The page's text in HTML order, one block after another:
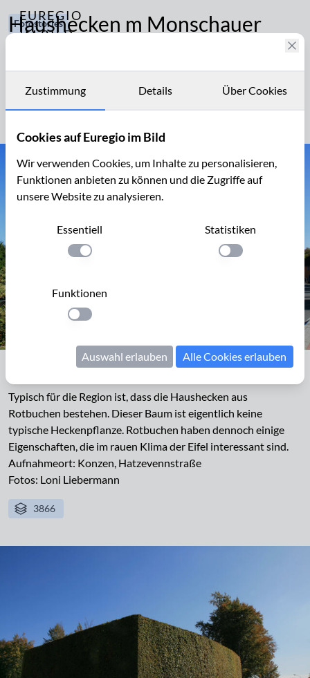
EUREGIO
IM BILD
Archiv
Kontakt
Fotostories
Geschichte
Pflanzen
Tiere
und
Ausflugsziele
Haushecken m Monschauer
um Monschau zu einem touristischen Markenzeichen
Konzen, Fachwerkhaus mit Hecke
Typisch für die Region ist, dass die Haushecken aus
Rotbuchen bestehen. Dieser Baum ist eigentlich keine
typische Heckenpflanze. Rotbuchen haben dennoch einige
Eigenschaften, die im rauen Klima der Eifel interessant sind.
Aufnahmeort: Konzen, Hatzevennstraße
Fotos: Loni Liebermann
3866
Zustimmung Details Über Cookies
Cookies auf Euregio im Bild
Wir verwenden Cookies, um Inhalte zu personalisieren,
Funktionen anbieten zu können und die Zugriffe auf
unsere Website zu analysieren.
Essentiell
Einstellung anwenden
Statistiken
Einstellung
Funktionen
Einstellung anwenden
Auswahl erlauben Alle Cookies erlauben